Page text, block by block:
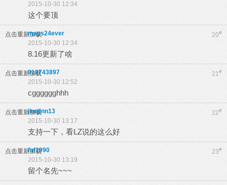
2015-10-30 12:34
这个要顶
点击重新加载 20#
mays24ever
2015-10-30 12:34
8.16更新了啥
点击重新加载 21#
918743897
2015-10-30 12:52
cgggggghhh
点击重新加载 22#
jinnjinn13
2015-10-30 13:17
支持一下，看LZ说的这么好
点击重新加载 23#
fuf1990
2015-10-30 13:19
留个名先~~~